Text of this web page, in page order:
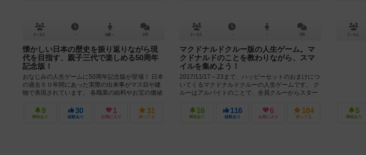
2～6人 － 6歳～ 1件
懐かしい日本の歴史を振り返りながら現
代を目指す、親子三代で楽しめる50周年
記念版！
おなじみの人生ゲームに50周年記念版が登場！ 日本
の過去５０年間にあった実際の出来事がマス目や建
物で表現されています。 各職業の給料やお宝の価値
9
興味あり
30
経験あり
1
お気に入り
31
持ってる
2～4人 － － 3件
マクドナルドクルー版の人生ゲーム。マ
クドナルドのことを教わりながら、スマ
イルを集めよう！
2017/11/17～23まで、ハッピーセットのおまけにつ
いてくるマクドナルドクルーの人生ゲームです。 ク
ルーはアルバイトのことで、全員クルーからスター
16
興味あり
116
経験あり
6
お気に入り
184
持ってる
2～6人
5
興味あり